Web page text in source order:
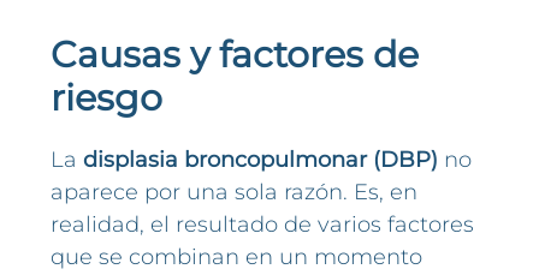
Causas y factores de
riesgo
Ladisplasia broncopulmonar (DBP) no
aparece por una sola razón. Es, en
realidad, el resultado de varios factores
que se combinan en un momento